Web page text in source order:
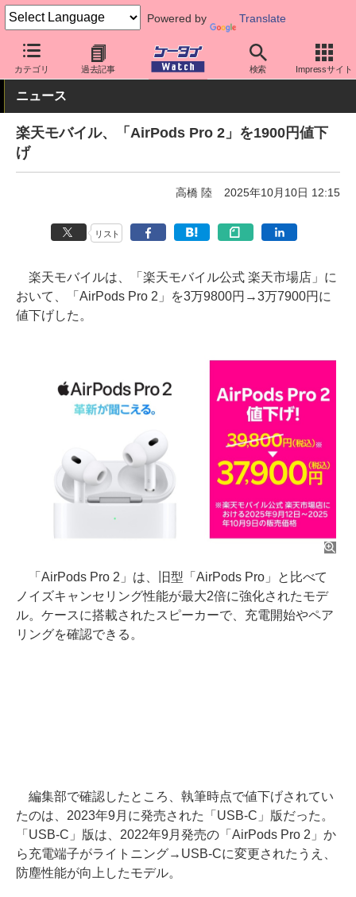
Powered by Translate
カテゴリ 過去記事 検索 Impressサイト
ケータイ Watch キャリア 楽天 周辺機器
ニュース
楽天モバイル、「AirPods Pro 2」を1900円値下
げ
高橋 陸 2025年10月10日 12:15
リスト
楽天モバイルは、「楽天モバイル公式 楽天市場店」に
おいて、「AirPods Pro 2」を3万9800円→3万7900円に
値下げした。
「AirPods Pro 2」は、旧型「AirPods Pro」と比べて
ノイズキャンセリング性能が最大2倍に強化されたモデ
ル。ケースに搭載されたスピーカーで、充電開始やペア
リングを確認できる。
編集部で確認したところ、執筆時点で値下げされてい
たのは、2023年9月に発売された「USB-C」版だった。
「USB-C」版は、2022年9月発売の「AirPods Pro 2」か
ら充電端子がライトニング→USB-Cに変更されたうえ、
防塵性能が向上したモデル。